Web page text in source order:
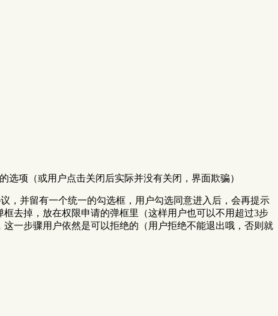
项（或用户点击关闭后实际并没有关闭，界面欺骗）
，并留有一个统一的勾选框，用户勾选同意进入后，会再提示
去掉，放在权限申请的弹框里（这样用户也可以不用超过3步
一步骤用户依然是可以拒绝的（用户拒绝不能退出哦，否则就